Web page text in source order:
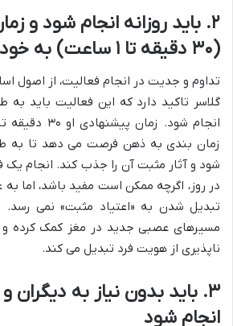
۲. باید روزانه انجام شود و
(۳۰ دقیقه تا ۱ ساعت) به خود اختصاص دهد
تداوم و جدیت در انجام فعالیت، از اصول
گلاسر تاکید دارد که این فعالیت باید به
انجام شود.
زمان بندی به ذهن فرصت می دهد تا به
شود و آثار مثبت آن را جذب کند. انجام یک
در روز، اگرچه ممکن است مفید باشد، اما به
تبدیل شدن به «اعتیاد مثبت» نمی رسد.
مسیرهای عصبی جدید در مغز کمک کرده
ناپذیری از هویت فرد تبدیل می کند.
۳. باید بدون نیاز به دیگران
انجام شود